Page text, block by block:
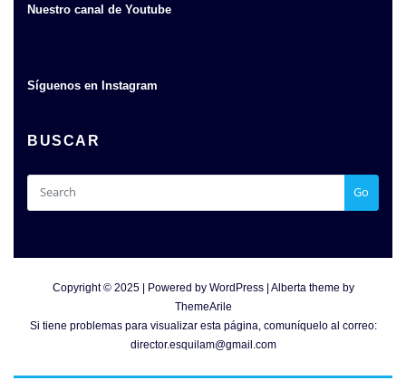
Nuestro canal de Youtube
Síguenos en Instagram
BUSCAR
Go
Copyright © 2025 | Powered by WordPress
Alberta theme by
ThemeArile
Si tiene problemas para visualizar esta página, comuníquelo al correo:
director.esquilam@gmail.com